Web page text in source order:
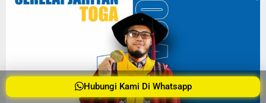
Hubungi Kami Di Whatsapp